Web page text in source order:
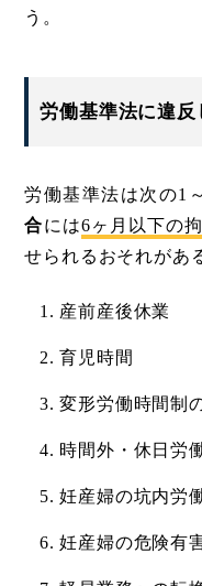
う。
労働基準法に違反
労働基準法は次の1
合には6ヶ月以下の
せられるおそれがあ
産前産後休業
育児時間
変形労働時間制
時間外・休日労
妊産婦の坑内労
妊産婦の危険有